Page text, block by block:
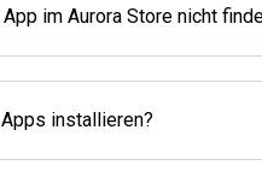
im Aurora Store nicht
installieren?